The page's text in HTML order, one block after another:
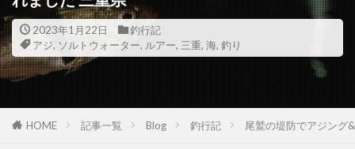
2023年1月22日
釣行記
アジ, ソルトウォーター, ルアー, 三重, 海, 釣り
HOME 記事一覧 Blog 釣行記 尾鷲の堤防でアジング